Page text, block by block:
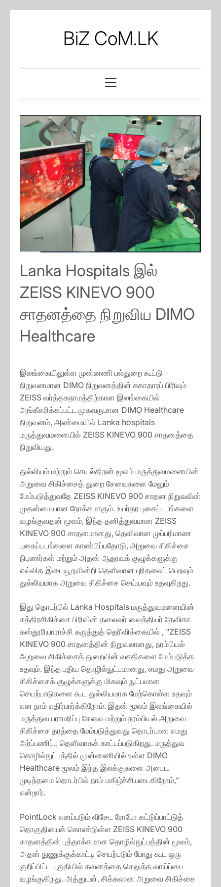
BiZ CoM.LK
Menu
Lanka Hospitals இல்
ZEISS KINEVO 900
சாதனத்தை நிறுவிய DIMO
Healthcare
இலங்கையிலுள்ள முன்னணி பல்துறை கூட்டு
நிறுவனமான DIMO நிறுவனத்தின் சுகாதாரப் பிரிவும்
ZEISS வர்த்தகநாமத்திற்கான இலங்கையில்
அங்கீகரிக்கப்பட்ட முகவருமான DIMO Healthcare
நிறுவனம், அண்மையில் Lanka hospitals
மருத்துவமனையில் ZEISS KINEVO 900 சாதனத்தை
நிறுவியது.
துல்லியம் மற்றும் செயல்திறன் மூலம் மருத்துவமனையின்
அறுவை சிகிச்சைத் துறை சேவைகளை மேலும்
மேம்படுத்துவதே ZEISS KINEVO 900 சாதன நிறுவலின்
முதன்மையான நோக்கமாகும். உயர்தர புகைப்படங்களை
வழங்குவதன் மூலம், இந்த தனித்துவமான ZEISS
KINEVO 900 சாதனமானது, தெளிவான முப்பரிமாண
புகைப்படங்களை காண்பிப்பதோடு, அறுவை சிகிச்சை
நிபுணர்கள் மற்றும் அதன் ஆதரவுக் குழுக்களுக்கு
எவ்வித இடையூறுமின்றி தெளிவான புரிதலைப் பெறவும்
துல்லியமாக அறுவை சிகிச்சை செய்யவும் உதவுகிறது.
இது தொடர்பில் Lanka Hospitals மருத்துவமனையின்
சத்திரசிகிச்சை பிரிவின் தலைவர் வைத்தியர் தேவிகா
கஸ்தூரியாராச்சி கருத்துத் தெரிவிக்கையில் , “ZEISS
KINEVO 900 சாதனத்தின் நிறுவலானது, நரம்பியல்
அறுவை சிகிச்சைத் துறையின் வசதிகளை மேம்படுத்த
உதவும். இந்த புதிய தொழில்நுட்பமானது, எமது அறுவை
சிகிச்சைக் குழுக்களுக்கு மிகவும் நுட்பமான
செயற்பாடுகளை கூட துல்லியமாக மேற்கொள்ள உதவும்
என நாம் எதிர்பார்க்கிறோம். இதன் மூலம் இலங்கையில்
மருத்துவ பராமரிப்பு சேவை மற்றும் நரம்பியல் அறுவை
சிகிச்சை தரத்தை மேம்படுத்துவது தொடர்பான எமது
அர்ப்பணிப்பு தெளிவாகக் காட்டப்படுகிறது. மருத்துவ
தொழில்நுட்பத்தில் முன்னணியில் உள்ள DIMO
Healthcare மூலம் இந்த இலக்குகளை அடைய
முடிந்தமை தொடர்பில் நாம் மகிழ்ச்சியடைகிறோம்,”
என்றார்.
PointLock எனப்படும் விசேட ரோபோ கட்டுப்பாட்டுத்
தொகுதியைக் கொண்டுள்ள ZEISS KINEVO 900
சாதனத்தின் புத்தாக்கமான தொழில்நுட்பத்தின் மூலம்,
அதன் நுணுக்குக்காட்டி செயற்படும் போது கூட ஒரு
குறிப்பிட்ட பகுதியில் கவனத்தை செலுத்த வாய்ப்பை
வழங்குகிறது. அத்துடன், சிக்கலான அறுவை சிகிச்சை